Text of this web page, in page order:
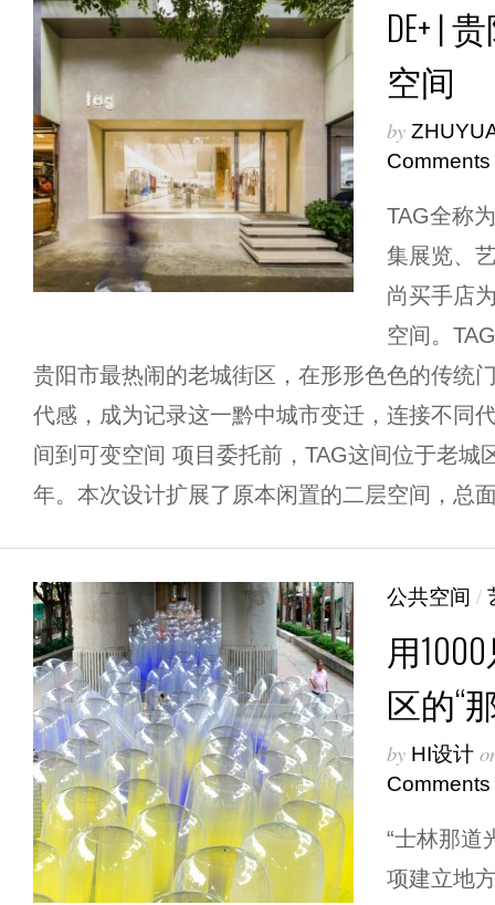
DE+ |
空间
by
Comments
TAG全称
集展览、
尚买手店
空间。
贵阳市最热闹的老城街区，在形形色色的传统
代感，成为记录这一黔中城市变迁，连接不同
间到可变空间 项目委托前，TAG这间位于老城
年。本次设计扩展了原本闲置的二层空间，总
公共空间 /
用
区的“
by HI设计
Comments
“士林那道
项建立地